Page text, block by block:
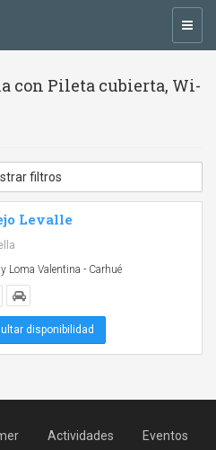
con Pileta cubierta, Wi-
filtros
Levalle
Loma Valentina - Carhué
disponibilidad
Actividades Eventos